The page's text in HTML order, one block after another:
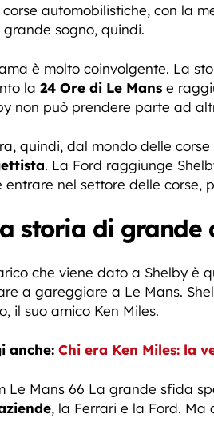
automobilistiche, con la
grande sogno, quindi.
è molto coinvolgente. La
la 24 Ore di Le Mans e
non può prendere parte ad
quindi, dal mondo delle
. La Ford raggiunge
entrare nel settore delle corse,
storia di grande
che viene dato a Shelby è
a gareggiare a Le Mans.
il suo amico Ken Miles.
anche: Chi era Ken Miles: la
Le Mans 66 La grande sfida
, la Ferrari e la Ford.